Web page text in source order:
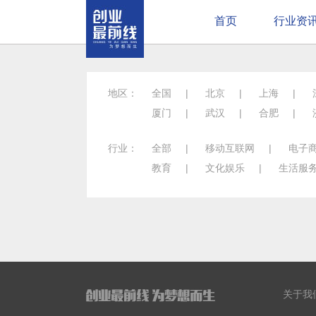
首页 行业资
地区： 全国 | 北京 | 上海 |
厦门
| 武汉 | 合肥 |
行业： 全部 | 移动互联网 | 电子
教育
| 文化娱乐 | 生活服
关于我